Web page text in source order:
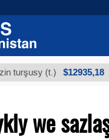
$12935,18 Az
we